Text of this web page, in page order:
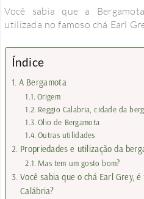
Você sabia que a
utilizada no famoso chá Earl
Índice
A Bergamota
Origem
Reggio Calabria, cidade da
Olio de Bergamota
Outras utilidades
Propriedades e utilização da
Mas tem um gosto bom?
Você sabia que o chá Earl Grey,
Calábria?